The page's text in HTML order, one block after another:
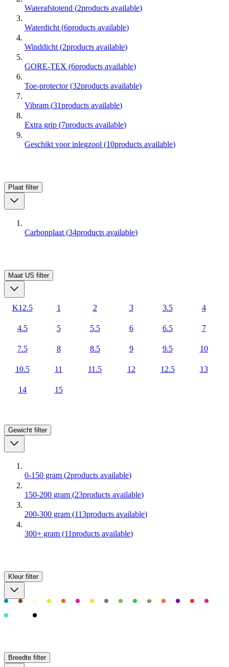
Waterafstotend (2products available)
Waterdicht (6products available)
Winddicht (2products available)
GORE-TEX (6products available)
Toe-protector (32products available)
Vibram (31products available)
Extra grip (7products available)
Geschikt voor inlegzool (10products available)
Plaat filter
Carbonplaat (34products available)
Maat US filter
K12.5 1 2 3 3.5 4
4.5 5 5.5 6 6.5 7
7.5 8 8.5 9 9.5 10
10.5 11 11.5 12 12.5 13
14 15
Gewicht filter
0-150 gram (2products available)
150-200 gram (23products available)
200-300 gram (113products available)
300+ gram (11products available)
Kleur filter
Breedte filter